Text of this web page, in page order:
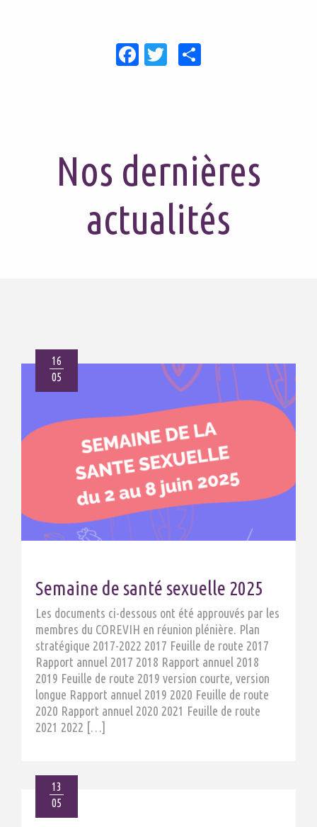
Facebook
Twitter
Nos dernières
actualités
16
05
Semaine de santé sexuelle 2025
Les documents ci-dessous ont été approuvés par les
membres du COREVIH en réunion plénière. Plan
stratégique 2017-2022 2017 Feuille de route 2017
Rapport annuel 2017 2018 Rapport annuel 2018
2019 Feuille de route 2019 version courte, version
longue Rapport annuel 2019 2020 Feuille de route
2020 Rapport annuel 2020 2021 Feuille de route
2021 2022 […]
13
05